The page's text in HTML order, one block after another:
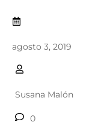
agosto 3, 2019
Susana Malón
0